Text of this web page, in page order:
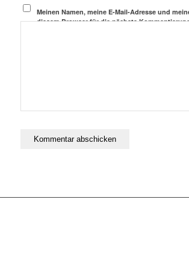
Meinen Namen, meine E-Mail-Adresse und
diesem Browser für die nächste